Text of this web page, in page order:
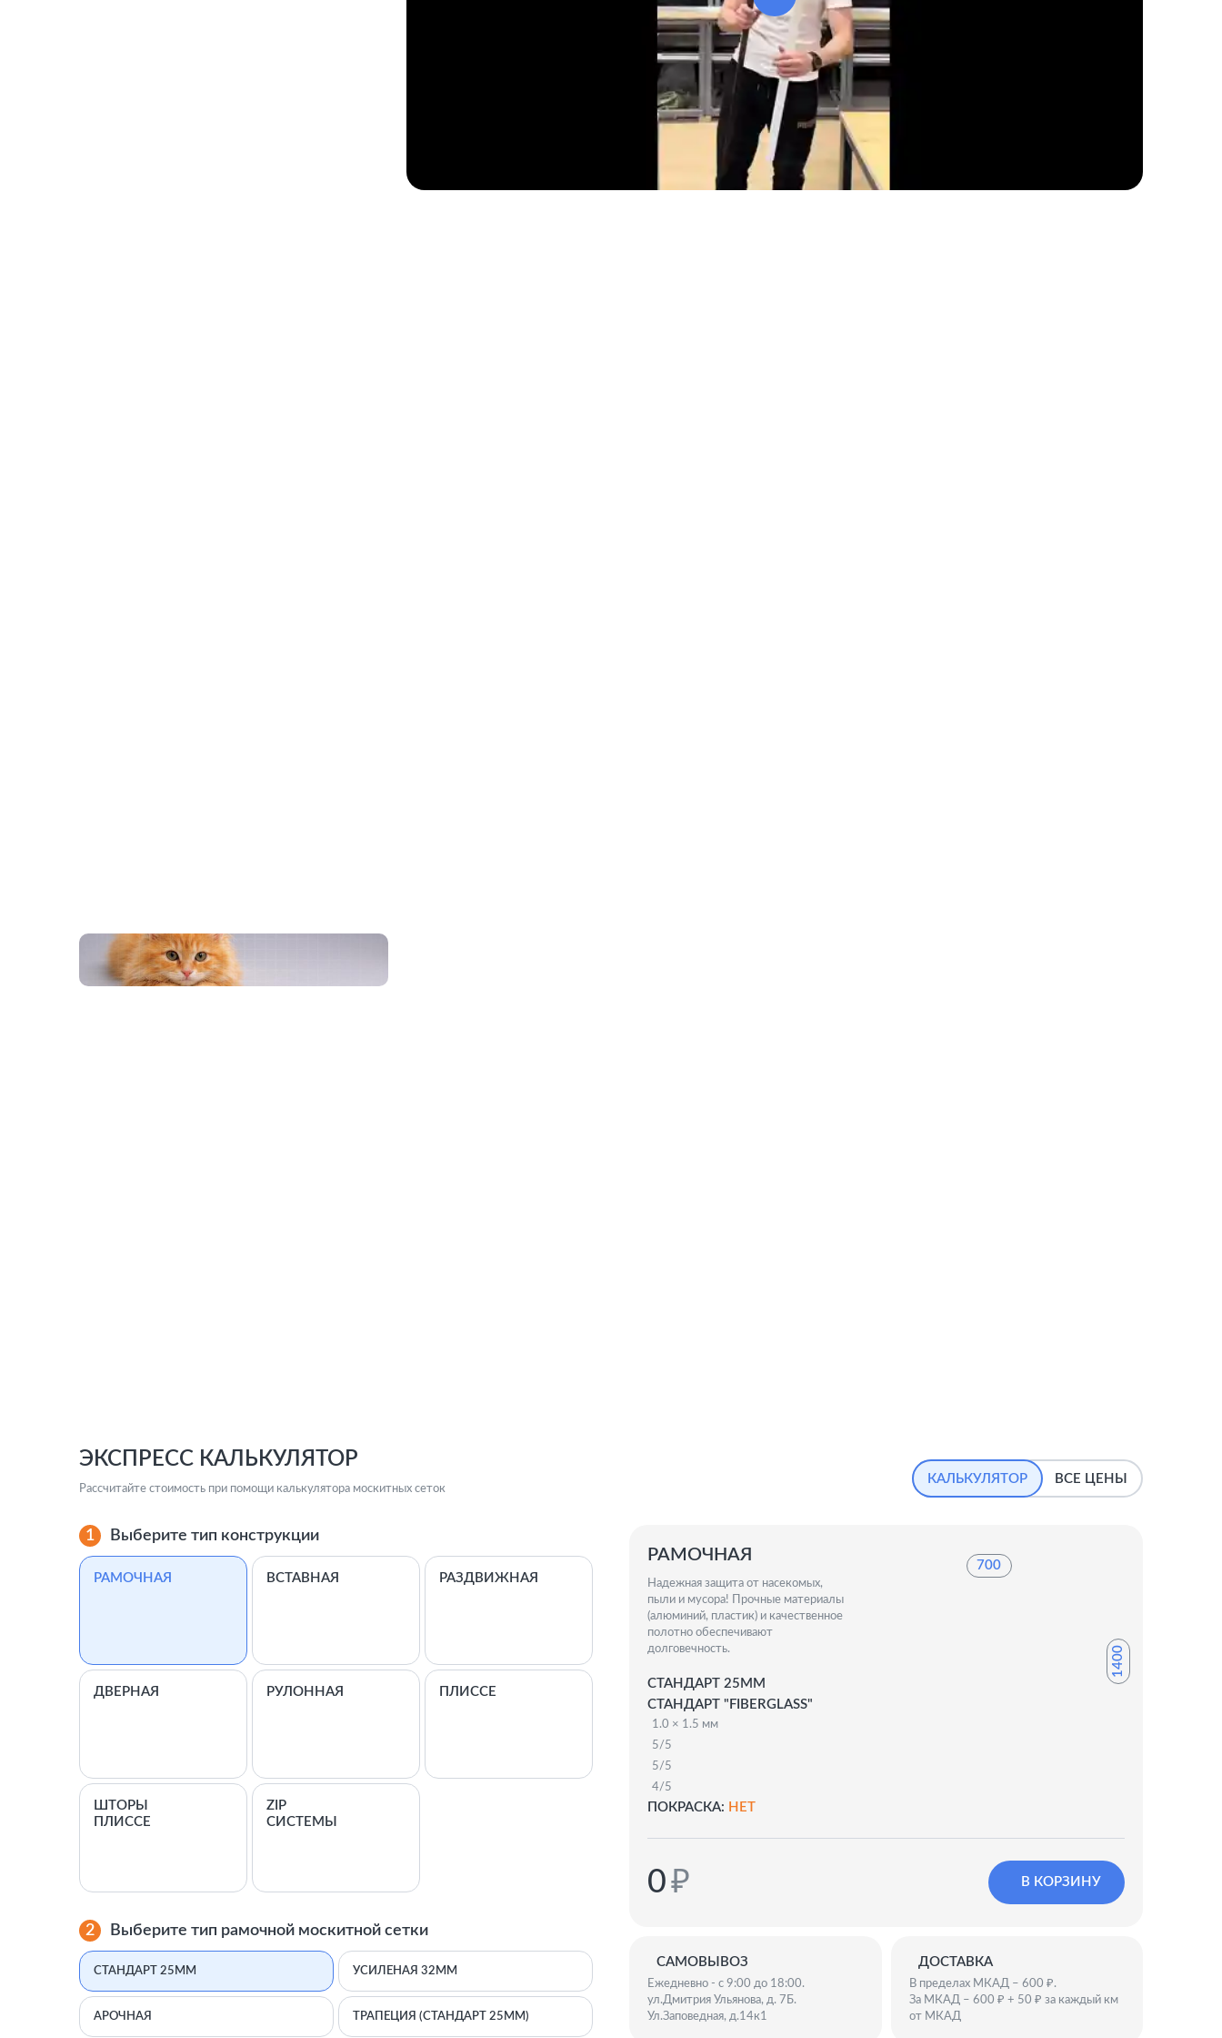
Ассортимент включает различные типы креплений и специальные крепежные системы,
обеспечивающие долговечность конструкции. Широкий выбор моделей позволяет подобрать
оптимальное решение для любых размеров окон. Оплата производится удобным для вас
Для заказа достаточно позвонить по телефону или оставить заявку. Менеджер свяжется с вами
для уточнения деталей и вызова замерщика. Возможна доставка в день заказа. Качество работ
ЭКСПРЕСС КАЛЬКУЛЯТОР
Рассчитайте стоимость при помощи калькулятора москитных сеток
КАЛЬКУЛЯТОР ВСЕ ЦЕНЫ
1 Выберите тип конструкции
РАМОЧНАЯ ВСТАВНАЯ РАЗДВИЖНАЯ
ДВЕРНАЯ РУЛОННАЯ ПЛИССЕ
ШТОРЫ
ПЛИССЕ
ZIP
СИСТЕМЫ
2 Выберите тип рамочной москитной сетки
СТАНДАРТ 25ММ УСИЛЕНАЯ 32ММ
АРОЧНАЯ ТРАПЕЦИЯ (СТАНДАРТ 25ММ)
РАМОЧНАЯ
Надежная защита от насекомых,
пыли и мусора! Прочные материалы
(алюминий, пластик) и качественное
полотно обеспечивают
долговечность.
СТАНДАРТ 25ММ
СТАНДАРТ "FIBERGLASS"
1.0 × 1.5 мм
5/5
5/5
4/5
ПОКРАСКА: НЕТ
700
1400
0₽ В КОРЗИНУ
САМОВЫВОЗ
Ежедневно - с 9:00 до 18:00.
ул.Дмитрия Ульянова, д. 7Б.
Ул.Заповедная, д.14к1
ДОСТАВКА
В пределах МКАД – 600 ₽.
За МКАД – 600 ₽ + 50 ₽ за каждый км
от МКАД